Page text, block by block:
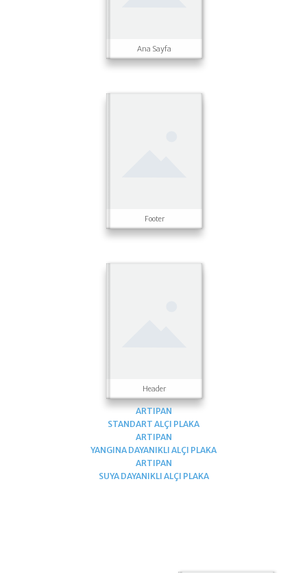
Ana Sayfa
Footer
Header
ARTIPAN
STANDART ALÇI PLAKA
ARTIPAN
YANGINA DAYANIKLI ALÇI PLAKA
ARTIPAN
SUYA DAYANIKLI ALÇI PLAKA